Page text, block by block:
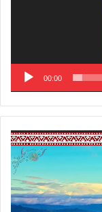
00:00
Video
Player